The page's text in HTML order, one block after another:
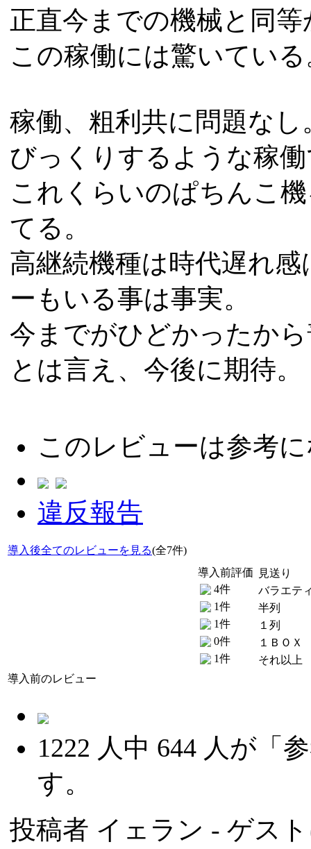
正直今までの機械と同
この稼働には驚いてい
稼働、粗利共に問題なし
びっくりするような稼
これくらいのぱちんこ
てる。
高継続機種は時代遅れ
ーもいる事は事実。
今までがひどかったか
とは言え、今後に期待。
このレビューは参考
違反報告
導入後全てのレビューを見る(全7件)
導入前評価
4件
1件
1件
0件
1件
見送り
バラエテ
半列
１列
１ＢＯＸ
それ以上
導入前のレビュー
1222 人中 644 人が「
す。
投稿者 イェラン - ゲス